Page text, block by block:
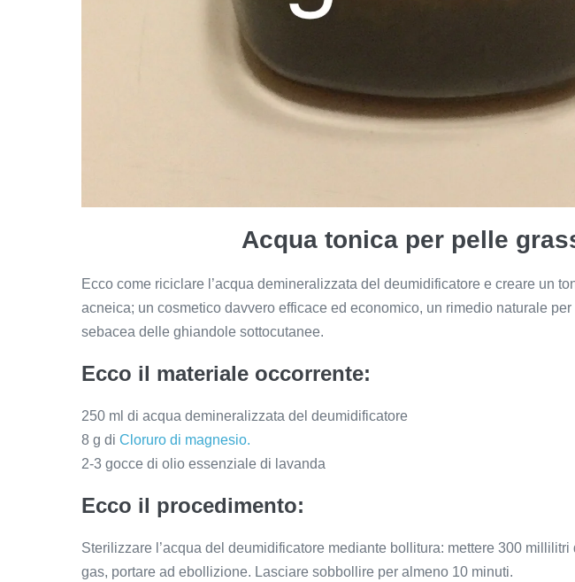
Acqua tonica per pelle
Ecco come riciclare l’acqua demineralizzata del deumidificatore e creare un
acneica; un cosmetico davvero efficace ed economico, un rimedio naturale
sebacea delle ghiandole sottocutanee.
Ecco il materiale occorrente:
250 ml di acqua demineralizzata del deumidificatore
8 g di Cloruro di magnesio.
2-3 gocce di olio essenziale di lavanda
Ecco il procedimento:
Sterilizzare l’acqua del deumidificatore mediante bollitura: mettere 300 millilitri
gas, portare ad ebollizione. Lasciare sobbollire per almeno 10 minuti.